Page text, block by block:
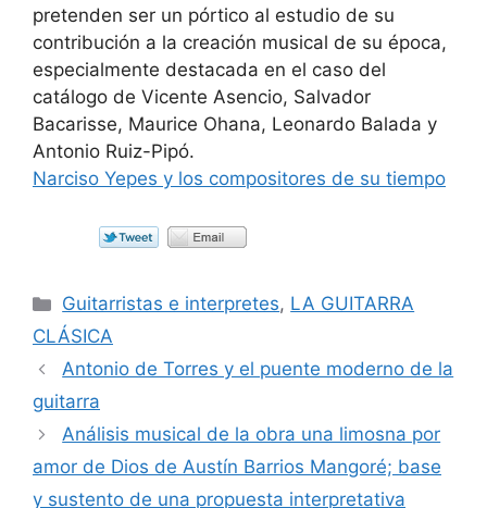
pretenden ser un pórtico al estudio de su
contribución a la creación musical de su época,
especialmente destacada en el caso del
catálogo de Vicente Asencio, Salvador
Bacarisse, Maurice Ohana, Leonardo Balada y
Antonio Ruiz-Pipó.
Narciso Yepes y los compositores de su tiempo
Categorías
Guitarristas e interpretes, LA GUITARRA
CLÁSICA
Antonio de Torres y el puente moderno de la
guitarra
Análisis musical de la obra una limosna por
amor de Dios de Austín Barrios Mangoré; base
y sustento de una propuesta interpretativa